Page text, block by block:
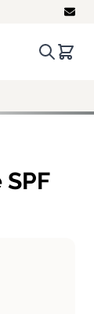
Zoeken.